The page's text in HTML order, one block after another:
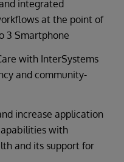
integrated
at the point of
3 Smartphone
with InterSystems
and community-
increase application
with
and its support for